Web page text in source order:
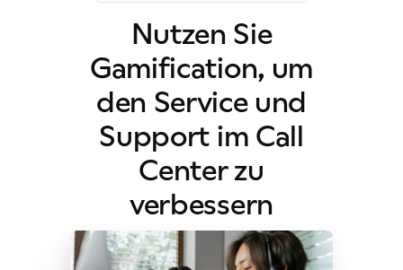
Nutzen Sie
Gamification, um
den Service und
Support im Call
Center zu
verbessern